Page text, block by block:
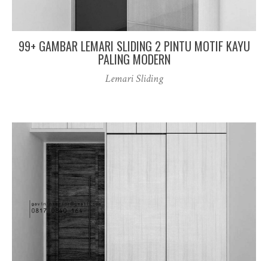
99+ GAMBAR LEMARI SLIDING 2 PINTU MOTIF KAYU
PALING MODERN
Lemari Sliding